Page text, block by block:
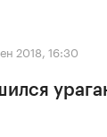
2018, 16:30